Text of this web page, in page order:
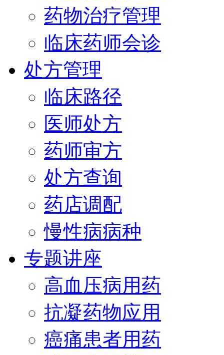
药物治疗管理
临床药师会诊
处方管理
临床路径
医师处方
药师审方
处方查询
药店调配
慢性病病种
专题讲座
高血压病用药
抗凝药物应用
癌痛患者用药